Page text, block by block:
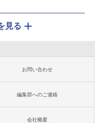
見る
お問い合わせ
編集部へのご連絡
会社概要